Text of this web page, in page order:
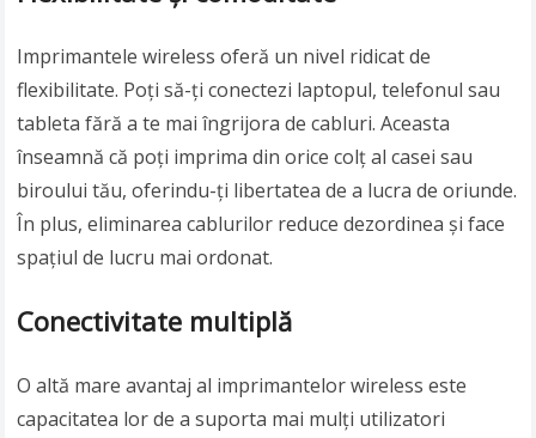
Imprimantele wireless oferă un nivel ridicat de
flexibilitate. Poți să-ți conectezi laptopul, telefonul sau
tableta fără a te mai îngrijora de cabluri. Aceasta
înseamnă că poți imprima din orice colț al casei sau
biroului tău, oferindu-ți libertatea de a lucra de oriunde.
În plus, eliminarea cablurilor reduce dezordinea și face
spațiul de lucru mai ordonat.
Conectivitate multiplă
O altă mare avantaj al imprimantelor wireless este
capacitatea lor de a suporta mai mulți utilizatori